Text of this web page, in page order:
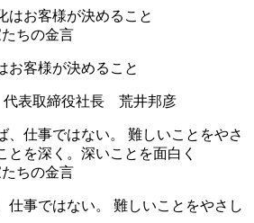
ちの金言
お客様が決めること
表取締役社長 荒井邦彦
ちの金言
仕事ではない。 難しいことをやさし